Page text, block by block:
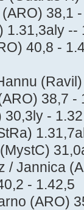
38,1
1.31,3aly --
40,8 -
38,7 -
30,3ly -
/ Jannica
- 1.42,5
(ARO)